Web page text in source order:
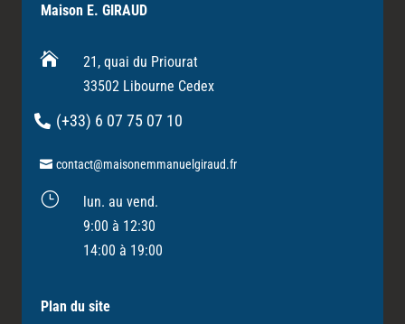
Maison E. GIRAUD

21, quai du Priourat
33502 Libourne Cedex
(+33) 6 07 75 07 10
contact@maisonemmanuelgiraud.fr
}
lun. au vend.
9:00 à 12:30
14:00 à 19:00
Plan du site